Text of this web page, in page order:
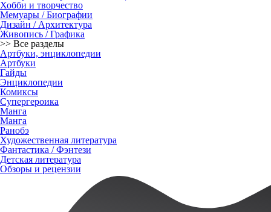
Хобби и творчество
Мемуары / Биографии
Дизайн / Архитектура
Живопись / Графика
>> Все разделы
Артбуки, энциклопедии
Артбуки
Гайды
Энциклопедии
Комиксы
Супергероика
Манга
Манга
Ранобэ
Художественная литература
Фантастика / Фэнтези
Детская литература
Обзоры и рецензии